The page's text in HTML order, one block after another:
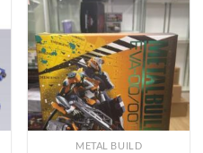
METAL BUILD